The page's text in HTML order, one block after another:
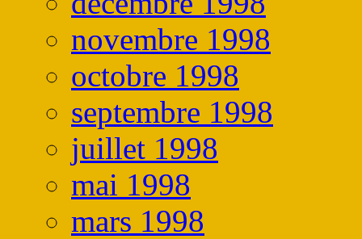
novembre 1998
octobre 1998
septembre 1998
juillet 1998
mai 1998
mars 1998